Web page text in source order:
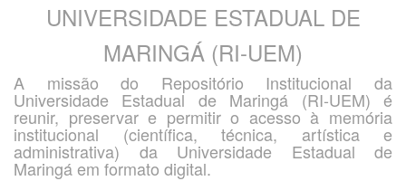
UNIVERSIDADE ESTADUAL DE
MARINGÁ (RI-UEM)
A missão do Repositório Institucional da
Universidade Estadual de Maringá (RI-UEM) é
reunir, preservar e permitir o acesso à memória
institucional (científica, técnica, artística e
administrativa) da Universidade Estadual de
Maringá em formato digital.